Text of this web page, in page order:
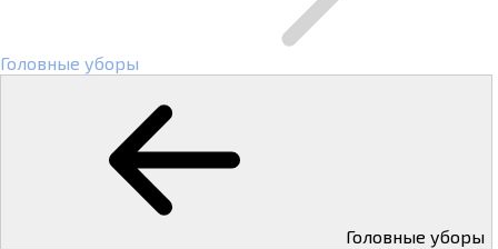
Головные уборы
Головные уборы